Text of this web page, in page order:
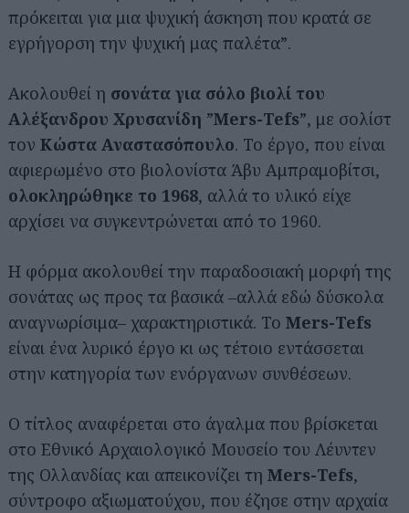
πρόκειται για μια ψυχική άσκηση που κρατά σε
εγρήγορση την ψυχική μας παλέτα”.
Ακολουθεί η σονάτα για σόλο βιολί του
Αλέξανδρου Χρυσανίδη ”Mers-Tefs”, με σολίστ
τον Κώστα Αναστασόπουλο. Το έργο, που είναι
αφιερωμένο στο βιολονίστα Άβυ Αμπραμοβίτσι,
ολοκληρώθηκε το 1968, αλλά το υλικό είχε
αρχίσει να συγκεντρώνεται από το 1960.
Η φόρμα ακολουθεί την παραδοσιακή μορφή της
σονάτας ως προς τα βασικά –αλλά εδώ δύσκολα
αναγνωρίσιμα– χαρακτηριστικά. Το Mers-Tefs
είναι ένα λυρικό έργο κι ως τέτοιο εντάσσεται
στην κατηγορία των ενόργανων συνθέσεων.
Ο τίτλος αναφέρεται στο άγαλμα που βρίσκεται
στο Εθνικό Αρχαιολογικό Μουσείο του Λέυντεν
της Ολλανδίας και απεικονίζει τη Mers-Tefs,
σύντροφο αξιωματούχου, που έζησε στην αρχαία